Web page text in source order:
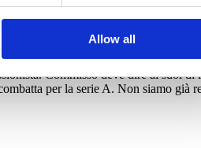
Allow all
buone e generose, a salvare la
della società. Continuando così
Commisso deve dire ai suoi di
per la serie A. Non siamo già